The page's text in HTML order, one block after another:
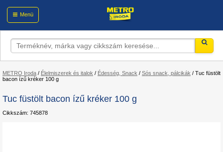
Menü
METRO Iroda / Élelmiszerek és italok / Édesség, Snack / Sós snack, pálcikák / Tuc füstölt
bacon ízű kréker 100 g
Tuc füstölt bacon ízű kréker 100 g
Cikkszám: 745878